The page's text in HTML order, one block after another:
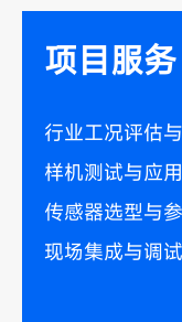
项目服务
行业工况评估
样机测试与应
传感器选型与
现场集成与调